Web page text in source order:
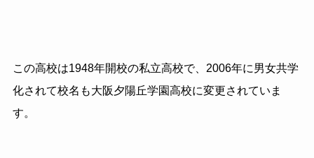
この高校は1948年開校の私立高校で、2006年に男女共学
化されて校名も大阪夕陽丘学園高校に変更されていま
す。